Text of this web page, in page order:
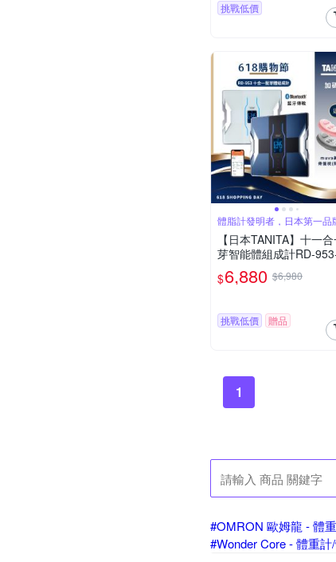
挑戰低價
體脂計發明者，日本第一品
【日本TANITA】十一
芽智能體組成計RD-
色-台灣公司貨
$6,880 $6,980
挑戰低價 贈品
1
#OMRON 歐姆龍 - 體
#Wonder Core - 體重計